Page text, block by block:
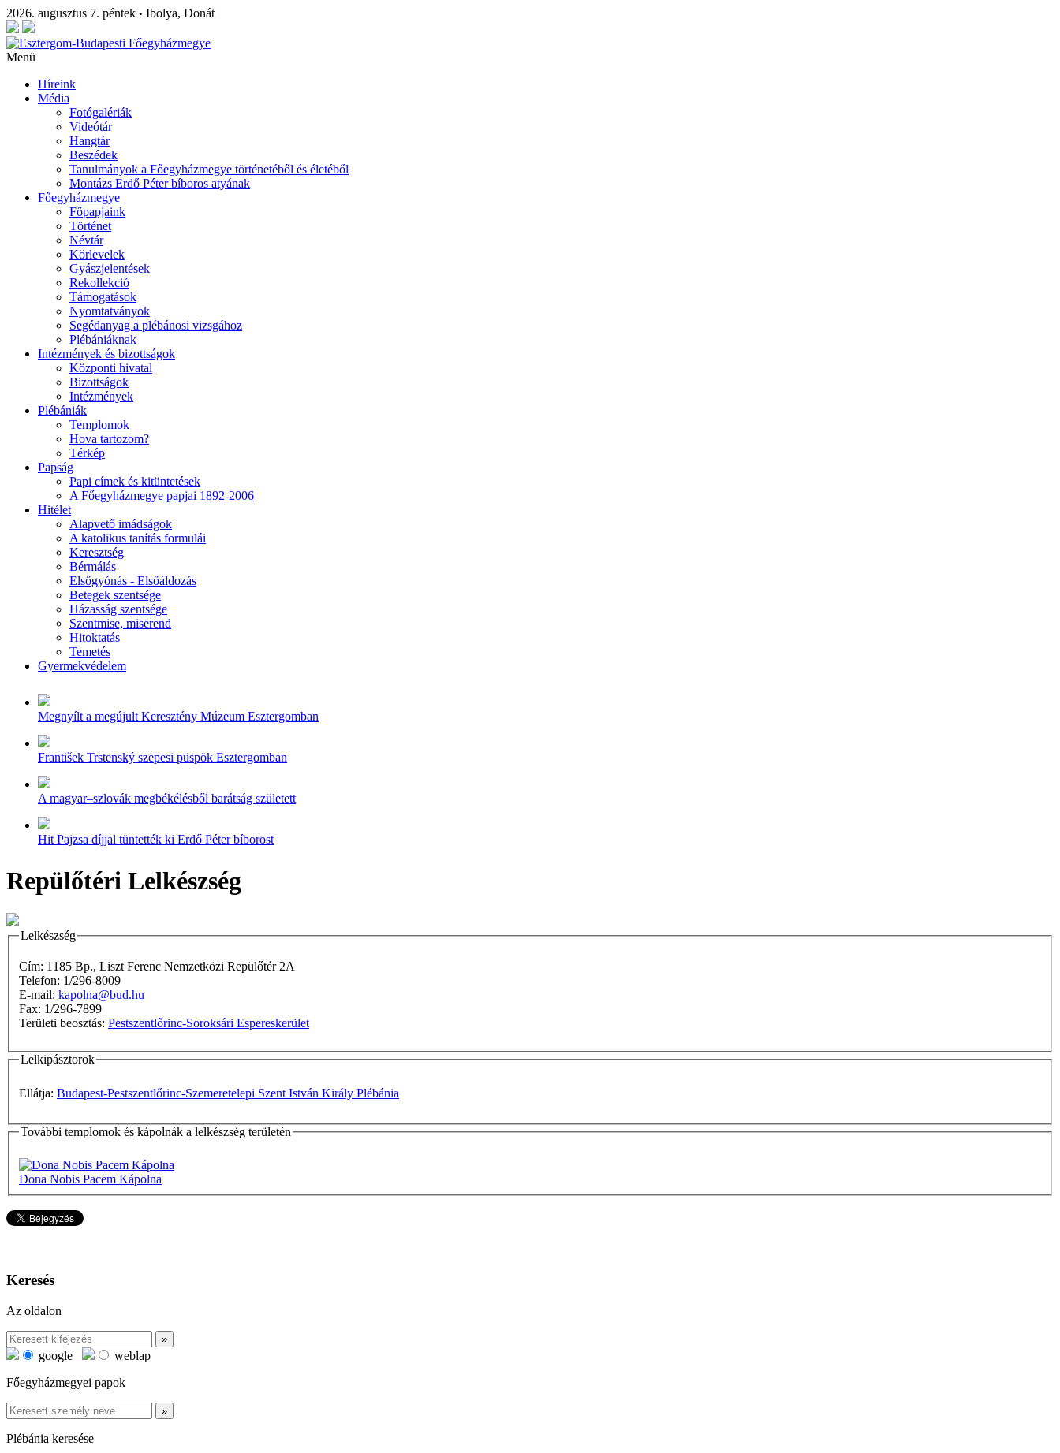
2026. augusztus 7. péntek • Ibolya, Donát
Menü
Híreink
Média
Fotógalériák
Videótár
Hangtár
Beszédek
Tanulmányok a Főegyházmegye történetéből és életéből
Montázs Erdő Péter bíboros atyának
Főegyházmegye
Főpapjaink
Történet
Névtár
Körlevelek
Gyászjelentések
Rekollekció
Támogatások
Nyomtatványok
Segédanyag a plébánosi vizsgához
Plébániáknak
Intézmények és bizottságok
Központi hivatal
Bizottságok
Intézmények
Plébániák
Templomok
Hova tartozom?
Térkép
Papság
Papi címek és kitüntetések
A Főegyházmegye papjai 1892-2006
Hitélet
Alapvető imádságok
A katolikus tanítás formulái
Keresztség
Bérmálás
Elsőgyónás - Elsőáldozás
Betegek szentsége
Házasság szentsége
Szentmise, miserend
Hitoktatás
Temetés
Gyermekvédelem
Megnyílt a megújult Keresztény Múzeum Esztergomban
František Trstenský szepesi püspök Esztergomban
A magyar–szlovák megbékélésből barátság született
Hit Pajzsa díjjal tüntették ki Erdő Péter bíborost
Repülőtéri Lelkészség
Lelkészség
Cím: 1185 Bp., Liszt Ferenc Nemzetközi Repülőtér 2A
Telefon: 1/296-8009
E-mail: kapolna@bud.hu
Fax: 1/296-7899
Területi beosztás: Pestszentlőrinc-Soroksári Espereskerület
Lelkipásztorok
Ellátja: Budapest-Pestszentlőrinc-Szemeretelepi Szent István Király Plébánia
További templomok és kápolnák a lelkészség területén
Dona Nobis Pacem Kápolna
Keresés
Az oldalon
google
weblap
Főegyházmegyei papok
Plébánia keresése